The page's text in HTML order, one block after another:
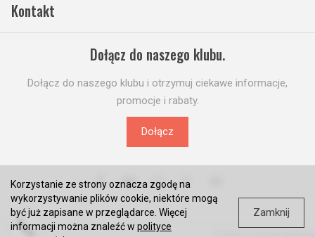
Kontakt
Dołącz do naszego klubu.
Dołącz do naszego klubu i otrzymuj ciekawe informacje,
promocje i rabaty.
Dołącz
Korzystanie ze strony oznacza zgodę na
wykorzystywanie plików cookie, niektóre mogą
być już zapisane w przeglądarce. Więcej
informacji można znaleźć w polityce
Zamknij